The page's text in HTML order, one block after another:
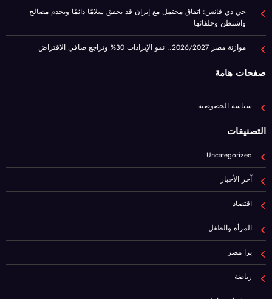
صفحات هامة
سياسة الخصوصية
التصنيفات
المرأة والطفل
رياضة